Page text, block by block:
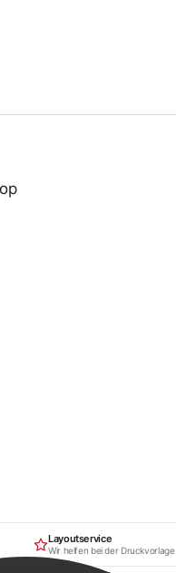
Layoutservice
Wir helfen bei der